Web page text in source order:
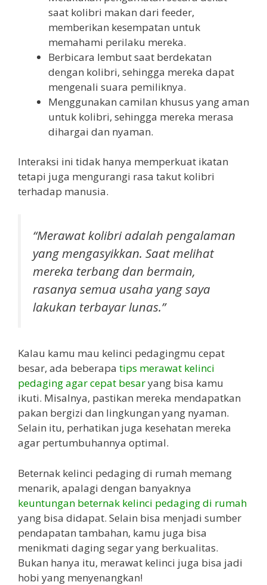
saat kolibri makan dari feeder,
memberikan kesempatan untuk
memahami perilaku mereka.
Berbicara lembut saat berdekatan
dengan kolibri, sehingga mereka dapat
mengenali suara pemiliknya.
Menggunakan camilan khusus yang aman
untuk kolibri, sehingga mereka merasa
dihargai dan nyaman.
Interaksi ini tidak hanya memperkuat ikatan
tetapi juga mengurangi rasa takut kolibri
terhadap manusia.
“Merawat kolibri adalah pengalaman
yang mengasyikkan. Saat melihat
mereka terbang dan bermain,
rasanya semua usaha yang saya
lakukan terbayar lunas.”
Kalau kamu mau kelinci pedagingmu cepat
besar, ada beberapa tips merawat kelinci
pedaging agar cepat besaryang bisa kamu
ikuti. Misalnya, pastikan mereka mendapatkan
pakan bergizi dan lingkungan yang nyaman.
Selain itu, perhatikan juga kesehatan mereka
agar pertumbuhannya optimal.
Beternak kelinci pedaging di rumah memang
menarik, apalagi dengan banyaknya
keuntungan beternak kelinci pedaging di rumah
yang bisa didapat. Selain bisa menjadi sumber
pendapatan tambahan, kamu juga bisa
menikmati daging segar yang berkualitas.
Bukan hanya itu, merawat kelinci juga bisa jadi
hobi yang menyenangkan!